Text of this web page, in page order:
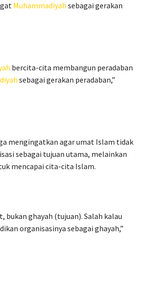
Muhammadiyah sebagai gerakan
bercita-cita membangun peradaban
sebagai gerakan peradaban,”
mengingatkan agar umat Islam tidak
sebagai tujuan utama, melainkan
mencapai cita-cita Islam.
bukan ghayah (tujuan). Salah kalau
organisasinya sebagai ghayah,”